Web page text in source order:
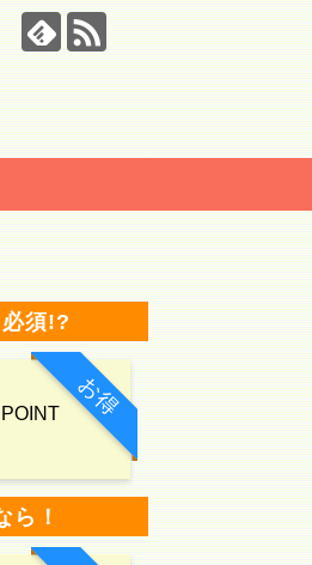
須!?
お得
ら！